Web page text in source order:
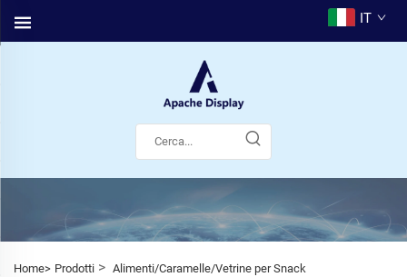
IT
Home> Prodotti > Alimenti/Caramelle/Vetrine per Snack